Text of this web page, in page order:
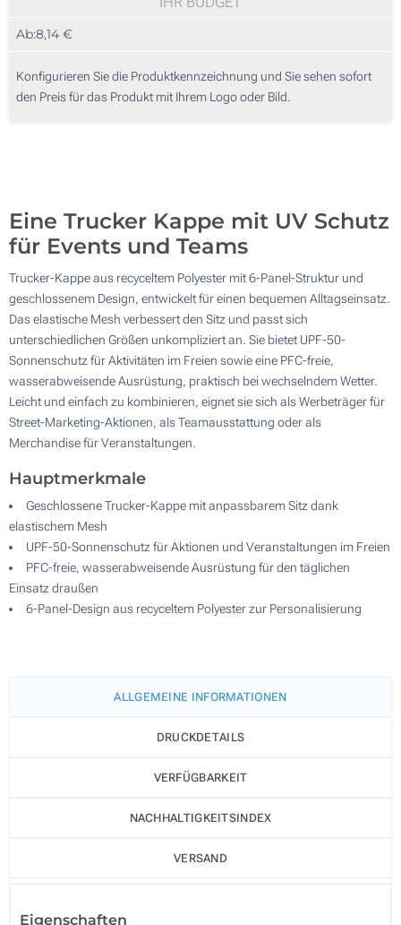
Vollfarbdruck (Vorderseite)
10
50
Ab:8,14 €
Konfigurieren Sie die Produktkennzeichnung und Sie sehen sofort
den Preis für das Produkt mit Ihrem Logo oder Bild.
Eine Trucker Kappe mit UV Schutz
für Events und Teams
Trucker-Kappe aus recyceltem Polyester mit 6-Panel-Struktur und
geschlossenem Design, entwickelt für einen bequemen Alltagseinsatz.
Das elastische Mesh verbessert den Sitz und passt sich
unterschiedlichen Größen unkompliziert an. Sie bietet UPF-50-
Sonnenschutz für Aktivitäten im Freien sowie eine PFC-freie,
wasserabweisende Ausrüstung, praktisch bei wechselndem Wetter.
Leicht und einfach zu kombinieren, eignet sie sich als Werbeträger für
Street-Marketing-Aktionen, als Teamausstattung oder als
Merchandise für Veranstaltungen.
Hauptmerkmale
Geschlossene Trucker-Kappe mit anpassbarem Sitz dank
elastischem Mesh
UPF-50-Sonnenschutz für Aktionen und Veranstaltungen im Freien
PFC-freie, wasserabweisende Ausrüstung für den täglichen
Einsatz draußen
6-Panel-Design aus recyceltem Polyester zur Personalisierung
ALLGEMEINE INFORMATIONEN
DRUCKDETAILS
VERFÜGBARKEIT
NACHHALTIGKEITSINDEX
VERSAND
Eigenschaften